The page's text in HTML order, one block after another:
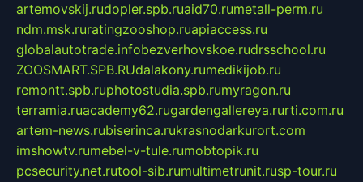
artemovskij.rudopler.spb.ruaid70.rumetall-perm.ru
ndm.msk.ruratingzooshop.ruapiaccess.ru
globalautotrade.infobezverhovskoe.rudrsschool.ru
ZOOSMART.SPB.RUdalakony.rumedikijob.ru
remontt.spb.ruphotostudia.spb.rumyragon.ru
terramia.ruacademy62.rugardengallereya.rurti.com.ru
artem-news.rubiserinca.rukrasnodarkurort.com
imshowtv.rumebel-v-tule.rumobtopik.ru
pcsecurity.net.rutool-sib.rumultimetrunit.rusp-tour.ru